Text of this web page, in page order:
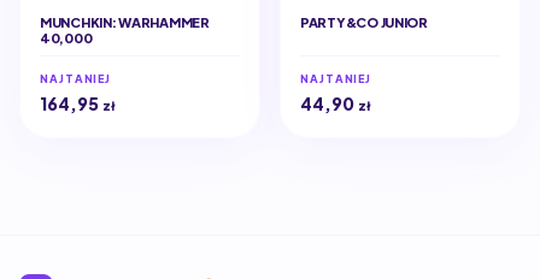
MUNCHKIN: WARHAMMER
40,000
NAJTANIEJ
164,95 zł
PARTY&CO JUNIOR
NAJTANIEJ
44,90 zł